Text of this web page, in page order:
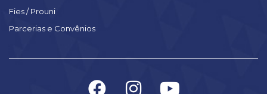
Fies / Prouni
Parcerias e Convênios